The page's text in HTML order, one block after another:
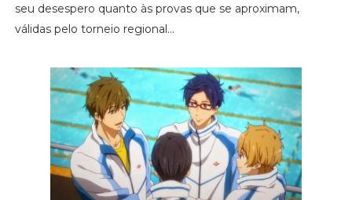
seu desespero quanto às provas que se aproximam,
válidas pelo torneio regional...